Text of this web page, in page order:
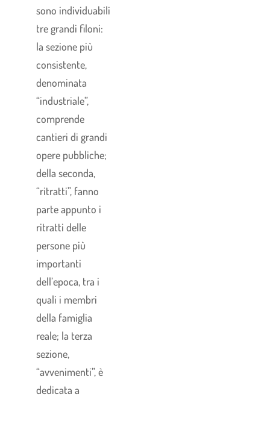
sono individuabili
tre grandi filoni:
la sezione più
consistente,
denominata
“industriale”,
comprende
cantieri di grandi
opere pubbliche;
della seconda,
“ritratti”, fanno
parte appunto i
ritratti delle
persone più
importanti
dell’epoca, tra i
quali i membri
della famiglia
reale; la terza
sezione,
“avvenimenti”, è
dedicata a